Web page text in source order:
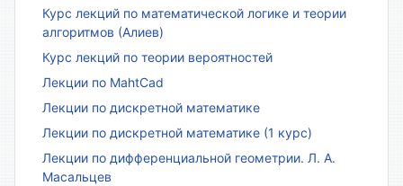
Курс лекций по математической логике и теории
алгоритмов (Алиев)
Курс лекций по теории вероятностей
Лекции по MahtCad
Лекции по дискретной математике
Лекции по дискретной математике (1 курс)
Лекции по дифференциальной геометрии. Л. А.
Масальцев